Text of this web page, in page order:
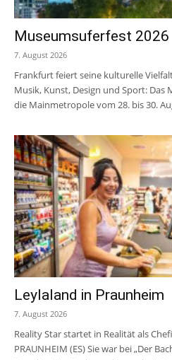
Museumsuferfest 2026
7. August 2026
Frankfurt feiert seine kulturelle
Musik, Kunst, Design und Sport:
die Mainmetropole vom 28. bis 30.
Leylaland in Praunheim
7. August 2026
Reality Star startet in Realität als
PRAUNHEIM (ES) Sie war bei „Der